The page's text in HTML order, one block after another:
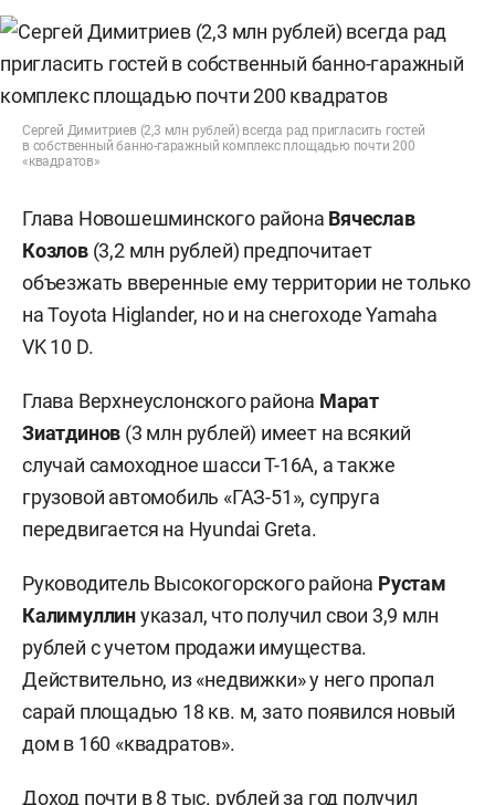
Сергей Димитриев (2,3 млн рублей) всегда рад пригласить гостей
в собственный банно-гаражный комплекс площадью почти 200
«квадратов»
Глава Новошешминского района Вячеслав
Козлов (3,2 млн рублей) предпочитает
объезжать вверенные ему территории не только
на Toyota Higlander, но и на снегоходе Yamaha
VK 10 D.
Глава Верхнеуслонского района Марат
Зиатдинов (3 млн рублей) имеет на всякий
случай самоходное шасси Т-16А, а также
грузовой автомобиль «ГАЗ-51», супруга
передвигается на Hyundai Greta.
Руководитель Высокогорского района Рустам
Калимуллинуказал, что получил свои 3,9 млн
рублей с учетом продажи имущества.
Действительно, из «недвижки» у него пропал
сарай площадью 18 кв. м, зато появился новый
дом в 160 «квадратов».
Доход почти в 8 тыс. рублей за год получил